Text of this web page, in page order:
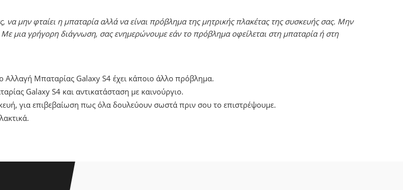
μην φταίει η μπαταρία αλλά να είναι πρόβλημα της μητρικής πλακέτας της συσκευής σας. Μην
μια γρήγορη διάγνωση, σας ενημερώνουμε εάν το πρόβλημα οφείλεται στη μπαταρία ή στη
Αλλαγή Μπαταρίας Galaxy S4 έχει κάποιο άλλο πρόβλημα.
Galaxy S4 και αντικατάσταση με καινούργιο.
για επιβεβαίωση πως όλα δουλεύουν σωστά πριν σου το επιστρέψουμε.